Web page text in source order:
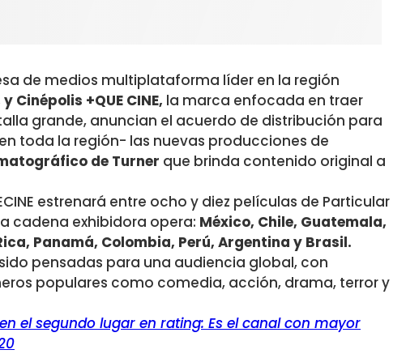
de medios multiplataforma líder en la región
Cinépolis +QUE CINE, la marca enfocada en traer
grande, anuncian el acuerdo de distribución para
toda la región- las nuevas producciones de
de Turner que brinda contenido original a
estrenará entre ocho y diez películas de Particular
cadena exhibidora opera: México, Chile, Guatemala,
Panamá, Colombia, Perú, Argentina y Brasil.
pensadas para una audiencia global, con
populares como comedia, acción, drama, terror y
el segundo lugar en rating: Es el canal con mayor